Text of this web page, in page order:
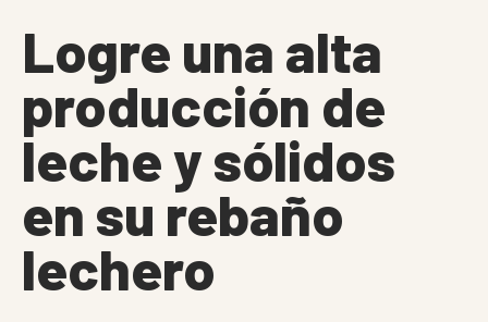
Logre una alta
producción de
leche y sólidos
en su rebaño
lechero